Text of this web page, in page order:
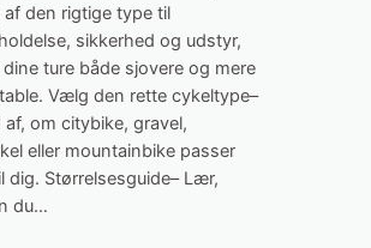
af den rigtige type til
sikkerhed og udstyr,
ture både sjovere og mere
Vælg den rette cykeltype–
af, om citybike, gravel,
eller mountainbike passer
dig. Størrelsesguide– Lær,
du…